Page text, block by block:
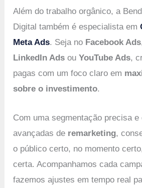
Além do trabalho orgânico, a
Digital também é especialista em
Meta Ads. Seja no Facebook Ads
LinkedIn Ads ouYouTube Ads,
pagas com um foco claro em
sobre o investimento.
Com uma segmentação precisa e
avançadas de remarketing,
o público certo, no momento
certa. Acompanhamos cada
fazemos ajustes em tempo real